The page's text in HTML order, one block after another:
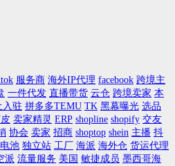
服务商 海外IP代理 facebook 跨境主
一件代发 直播带货 云仓 跨境卖家 本
入驻 拼多多TEMU TK 黑幕曝光 选品
卖家精灵 ERP shopline shopify 交友
协会 卖家 招商 shoptop shein 主播 抖
池 独立站 工厂 海派 海外仓 货运代理
派 流量服务 美国 敏捷成员 墨西哥海